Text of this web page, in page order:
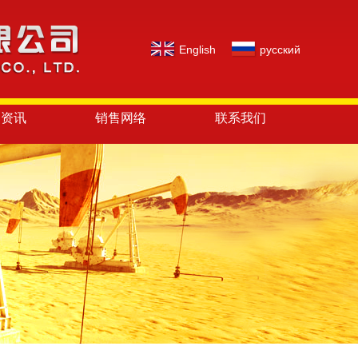
English русский
讯 销售网络 联系我们